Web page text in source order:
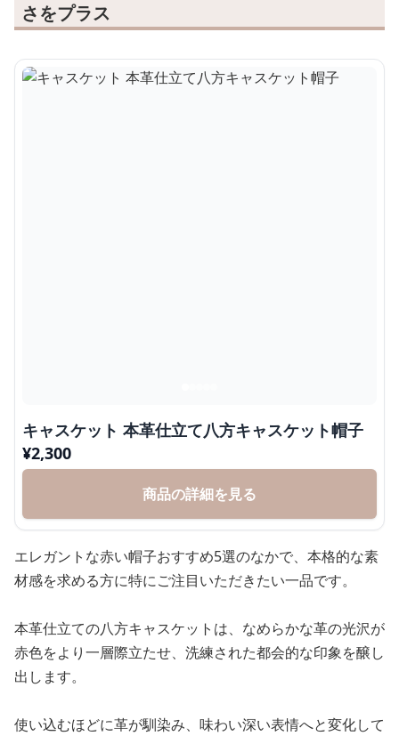
さをプラス
キャスケット 本革仕立て八方キャスケット帽子
¥2,300
商品の詳細を見る
エレガントな赤い帽子おすすめ5選のなかで、本格的な素
材感を求める方に特にご注目いただきたい一品です。
本革仕立ての八方キャスケットは、なめらかな革の光沢が
赤色をより一層際立たせ、洗練された都会的な印象を醸し
出します。
使い込むほどに革が馴染み、味わい深い表情へと変化して